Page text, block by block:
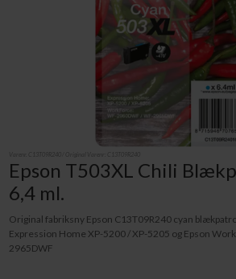
Epson T503XL Chili
6,4 ml.
Original fabriksny Epson C13T09R240 cyan
Expression Home XP-5200 / XP-5205 og Epson
2965DWF